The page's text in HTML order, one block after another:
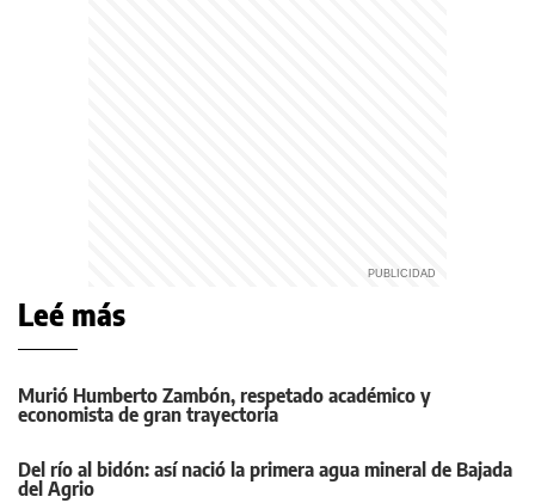
Leé más
Murió Humberto Zambón, respetado académico y
economista de gran trayectoria
Del río al bidón: así nació la primera agua mineral de Bajada
del Agrio